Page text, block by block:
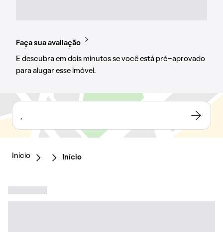
Faça sua avaliação
E descubra em dois minutos se você está pré-aprovado
para alugar esse imóvel.
,
Início Início